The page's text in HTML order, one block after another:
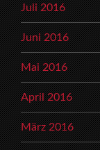
Juli 2016
Juni 2016
Mai 2016
April 2016
März 2016